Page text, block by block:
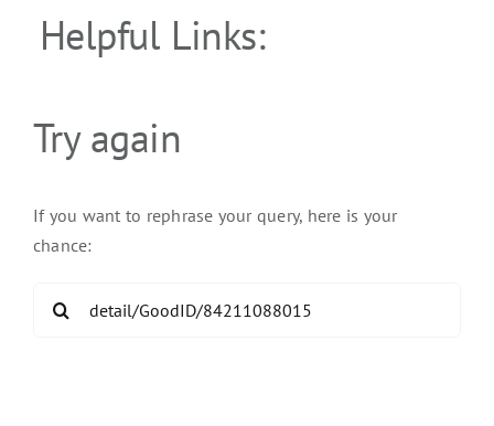
Helpful Links:
Try again
If you want to rephrase your query, here is your
chance: